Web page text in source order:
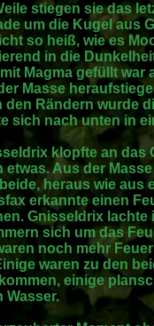
stiegen sie das
um die Kugel aus
so heiß, wie es
in die
Magma gefüllt war
Masse
den Rändern wurde
sich nach unten in
klopfte an das
etwas. Aus der
heraus wie aus
erkannte einen
Gnisseldrix
sich um das
noch mehr
waren zu den
einige
Wasser.